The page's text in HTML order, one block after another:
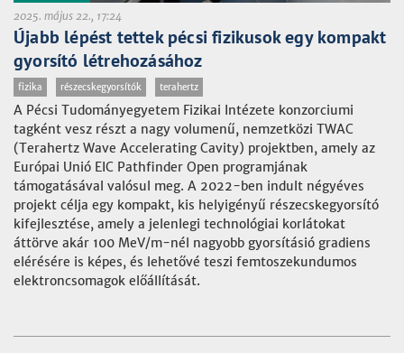
2025. május 22., 17:24
Újabb lépést tettek pécsi fizikusok egy kompakt
gyorsító létrehozásához
fizika részecskegyorsítók terahertz
A Pécsi Tudományegyetem Fizikai Intézete konzorciumi
tagként vesz részt a nagy volumenű, nemzetközi TWAC
(Terahertz Wave Accelerating Cavity) projektben, amely az
Európai Unió EIC Pathfinder Open programjának
támogatásával valósul meg. A 2022-ben indult négyéves
projekt célja egy kompakt, kis helyigényű részecskegyorsító
kifejlesztése, amely a jelenlegi technológiai korlátokat
áttörve akár 100 MeV/m-nél nagyobb gyorsításió gradiens
elérésére is képes, és lehetővé teszi femtoszekundumos
elektroncsomagok előállítását.